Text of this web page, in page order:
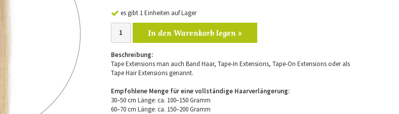
es gibt 1 Einheiten auf Lager
In den Warenkorb legen »
Beschreibung:
Tape Extensions man auch Band Haar, Tape-In Extensions, Tape-On Extensions oder als
Tape Hair Extensions genannt.
Empfohlene Menge für eine vollständige Haarverlängerung:
30–50 cm Länge: ca. 100–150 Gramm
60–70 cm Länge: ca. 150–200 Gramm